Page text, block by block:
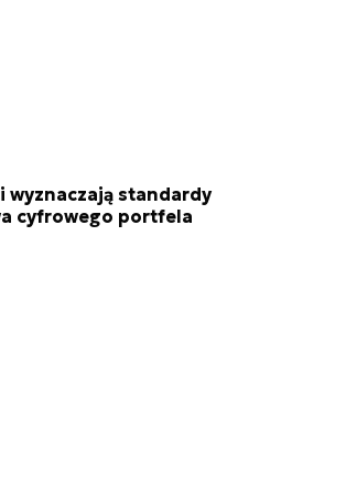
wyznaczają standardy
cyfrowego portfela